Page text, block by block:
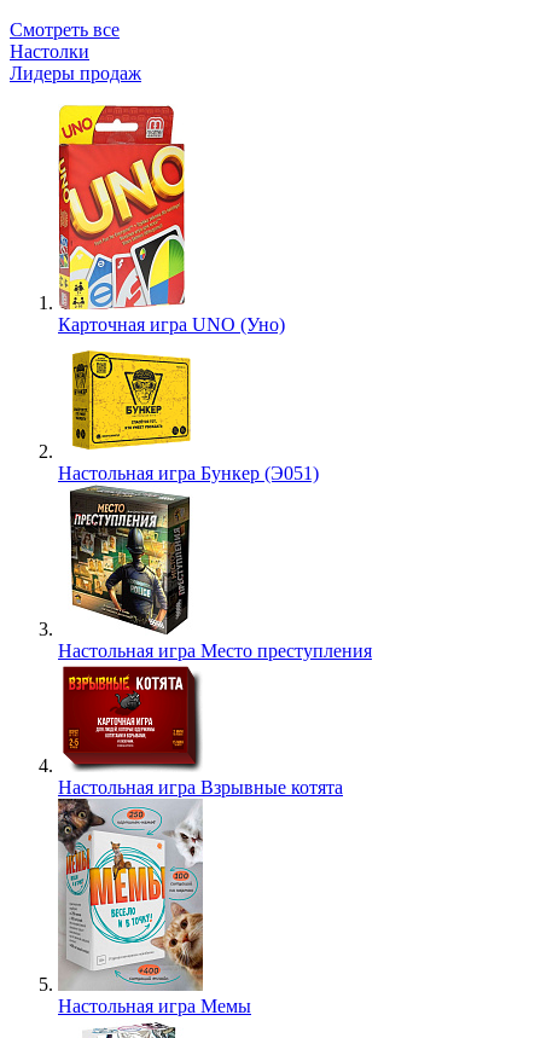
Смотреть все
Настолки
Лидеры продаж
Карточная игра UNO (Уно)
Настольная игра Бункер (Э051)
Настольная игра Место преступления
Настольная игра Взрывные котята
Настольная игра Мемы